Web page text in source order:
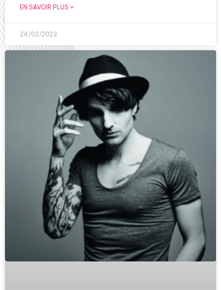
EN SAVOIR PLUS »
24/02/2022